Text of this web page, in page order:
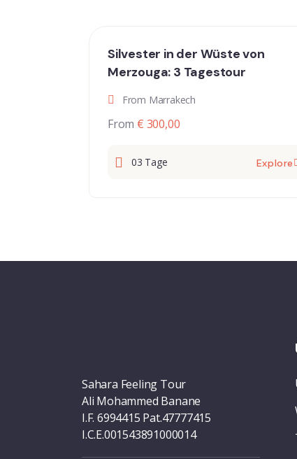
Silvester in der Wüste von
Merzouga: 3 Tagestour
From Marrakech
From € 300,00
03 Tage Explore
Sahara Feeling Tour
Ali Mohammed Banane
I.F. 6994415 Pat.47777415
I.C.E.001543891000014